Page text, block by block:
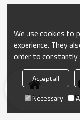
Inicio
We use cookies to
experience. They
order to constantly
Accept all
Necessary